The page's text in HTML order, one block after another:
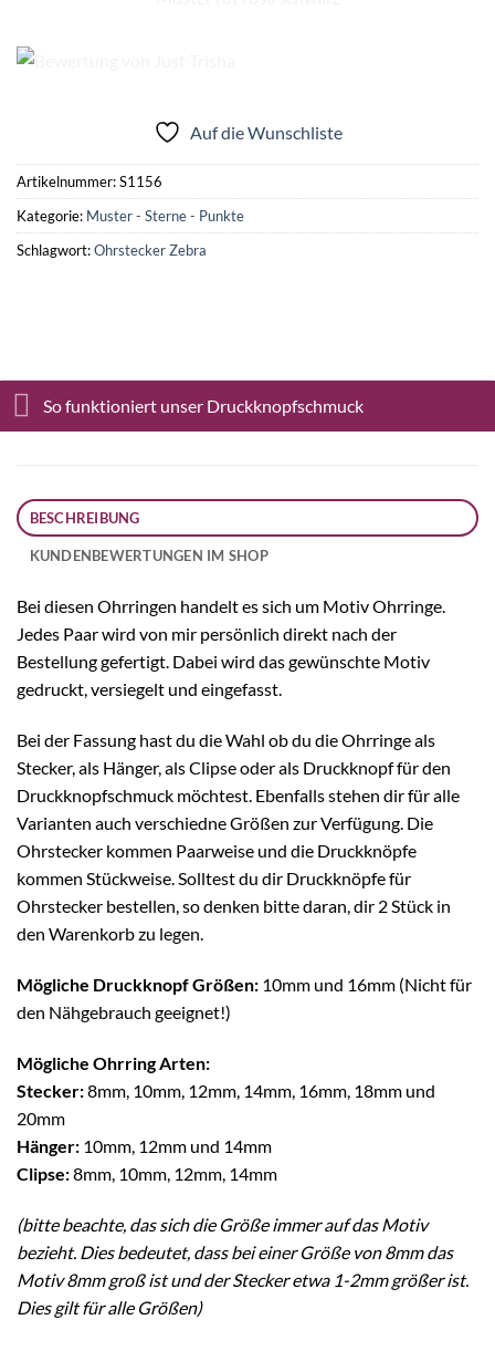
Auf die Wunschliste
Artikelnummer:S1156
Kategorie: Muster - Sterne - Punkte
Schlagwort:Ohrstecker Zebra
So funktioniert unser Druckknopfschmuck
BESCHREIBUNG
KUNDENBEWERTUNGEN IM SHOP
Bei diesen Ohrringen handelt es sich um Motiv Ohrringe.
Jedes Paar wird von mir persönlich direkt nach der
Bestellung gefertigt. Dabei wird das gewünschte Motiv
gedruckt, versiegelt und eingefasst.
Bei der Fassung hast du die Wahl ob du die Ohrringe als
Stecker, als Hänger, als Clipse oder als Druckknopf für den
Druckknopfschmuck möchtest. Ebenfalls stehen dir für alle
Varianten auch verschiedne Größen zur Verfügung. Die
Ohrstecker kommen Paarweise und die Druckknöpfe
kommen Stückweise. Solltest du dir Druckknöpfe für
Ohrstecker bestellen, so denken bitte daran, dir 2 Stück in
den Warenkorb zu legen.
Mögliche Druckknopf Größen: 10mm und 16mm (Nicht für
den Nähgebrauch geeignet!)
Mögliche Ohrring Arten:
Stecker:8mm, 10mm, 12mm, 14mm, 16mm, 18mm und
20mm
Hänger: 10mm, 12mm und 14mm
Clipse:8mm, 10mm, 12mm, 14mm
(bitte beachte, das sich die Größe immer auf das Motiv
bezieht. Dies bedeutet, dass bei einer Größe von 8mm das
Motiv 8mm groß ist und der Stecker etwa 1-2mm größer ist.
Dies gilt für alle Größen)